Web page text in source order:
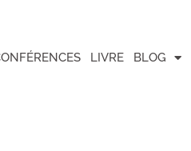
LIVRE BLOG